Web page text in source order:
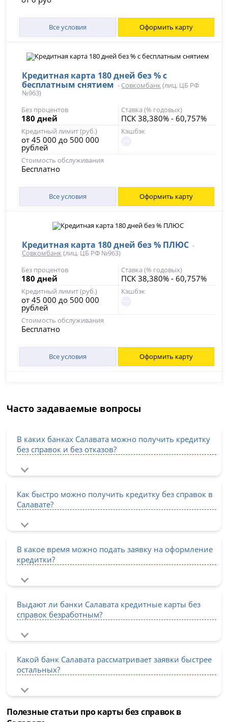
Все условия Оформить карту
Кредитная карта 180 дней без % с
бесплатным снятием - Совкомбанк (лиц. ЦБ РФ
№963)
Без процентов
180 дней
Ставка (% годовых)
ПСК 38,380% - 60,757%
Кредитный лимит (руб.)
от 45 000 до 500 000
рублей
Кэшбэк
Стоимость обслуживания
Бесплатно
Все условия Оформить карту
Кредитная карта 180 дней без % ПЛЮС -
Совкомбанк (лиц. ЦБ РФ №963)
Без процентов
180 дней
Ставка (% годовых)
ПСК 38,380% - 60,757%
Кредитный лимит (руб.)
от 45 000 до 500 000
рублей
Кэшбэк
Стоимость обслуживания
Бесплатно
Все условия Оформить карту
Часто задаваемые вопросы
В каких банках Салавата можно получить кредитку
без справок и без отказов?
Как быстро можно получить кредитку без справок в
Салавате?
В какое время можно подать заявку на оформление
кредитки?
Выдают ли банки Салавата кредитные карты без
справок безработным?
Какой банк Салавата рассматривает заявки быстрее
остальных?
Полезные статьи про карты без справок в